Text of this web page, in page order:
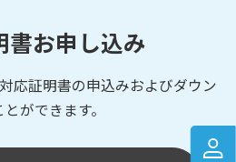
書お申し込み
応証明書の申込みおよびダウン
ができます。